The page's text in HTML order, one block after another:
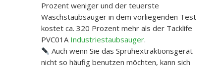
Prozent weniger und der teuerste
Waschstaubsauger in dem vorliegenden Test
kostet ca. 320 Prozent mehr als der Tacklife
PVC01A Industriestaubsauger.
Auch wenn Sie das Sprühextraktionsgerät
nicht so häufig benutzen möchten, kann sich